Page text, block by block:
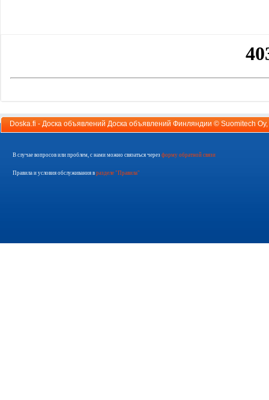
Doska.fi - Доска объявлений Доска объявлений Финляндии © Suomitech Oy
В случае вопросов или проблем, с нами можно связаться через форму обратной связи
Правила и условия обслуживания в разделе "Правила"